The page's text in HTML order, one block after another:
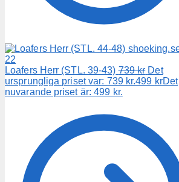
Loafers Herr (STL. 39-43) 739kr Det
ursprungliga priset var: 739 kr.499 krDet
nuvarande priset är: 499 kr.